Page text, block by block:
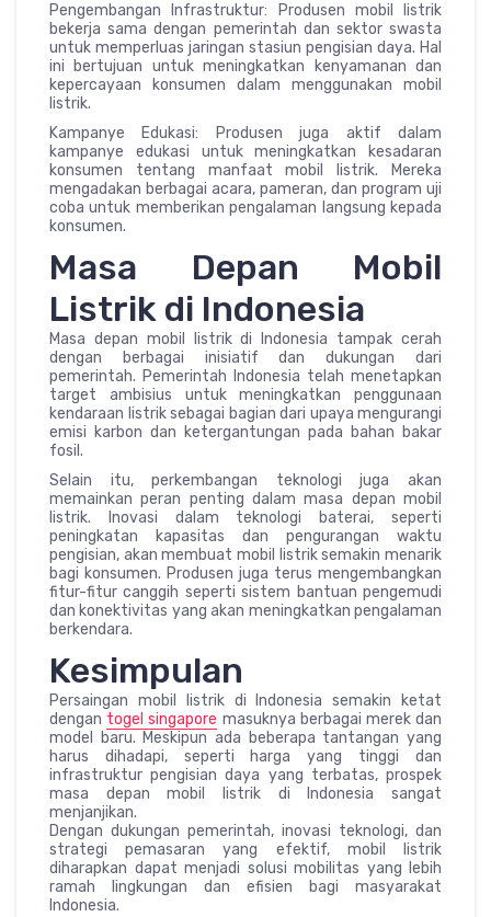
Pengembangan Infrastruktur: Produsen mobil listrik
bekerja sama dengan pemerintah dan sektor swasta
untuk memperluas jaringan stasiun pengisian daya. Hal
ini bertujuan untuk meningkatkan kenyamanan dan
kepercayaan konsumen dalam menggunakan mobil
listrik.
Kampanye Edukasi: Produsen juga aktif dalam
kampanye edukasi untuk meningkatkan kesadaran
konsumen tentang manfaat mobil listrik. Mereka
mengadakan berbagai acara, pameran, dan program uji
coba untuk memberikan pengalaman langsung kepada
konsumen.
Masa Depan Mobil
Listrik di Indonesia
Masa depan mobil listrik di Indonesia tampak cerah
dengan berbagai inisiatif dan dukungan dari
pemerintah. Pemerintah Indonesia telah menetapkan
target ambisius untuk meningkatkan penggunaan
kendaraan listrik sebagai bagian dari upaya mengurangi
emisi karbon dan ketergantungan pada bahan bakar
fosil.
Selain itu, perkembangan teknologi juga akan
memainkan peran penting dalam masa depan mobil
listrik. Inovasi dalam teknologi baterai, seperti
peningkatan kapasitas dan pengurangan waktu
pengisian, akan membuat mobil listrik semakin menarik
bagi konsumen. Produsen juga terus mengembangkan
fitur-fitur canggih seperti sistem bantuan pengemudi
dan konektivitas yang akan meningkatkan pengalaman
berkendara.
Kesimpulan
Persaingan mobil listrik di Indonesia semakin ketat
dengan togel singapore masuknya berbagai merek dan
model baru. Meskipun ada beberapa tantangan yang
harus dihadapi, seperti harga yang tinggi dan
infrastruktur pengisian daya yang terbatas, prospek
masa depan mobil listrik di Indonesia sangat
menjanjikan.
Dengan dukungan pemerintah, inovasi teknologi, dan
strategi pemasaran yang efektif, mobil listrik
diharapkan dapat menjadi solusi mobilitas yang lebih
ramah lingkungan dan efisien bagi masyarakat
Indonesia.